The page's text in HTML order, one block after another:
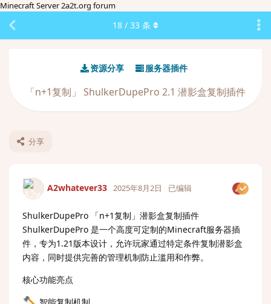
Minecraft Server 2a2t.org forum
资源分享 服务器插件
「n+1复制」 ShulkerDupePro 2.1 潜影盒复制插件
分享
18 / 33 条
A2whatever33 2025年8月2日 已编辑
ShulkerDupePro 「n+1复制」潜影盒复制插件
ShulkerDupePro 是一个高度可定制的Minecraft服务器插
件，专为1.21版本设计，允许玩家通过特定条件复制潜影盒
内容，同时提供完善的管理机制防止滥用和作弊。
核心功能亮点